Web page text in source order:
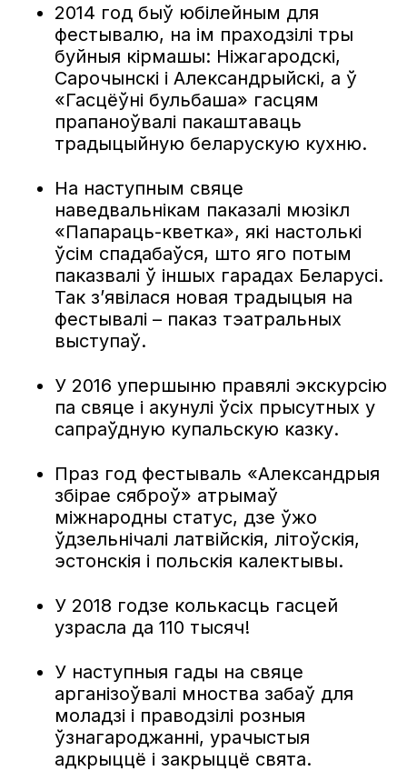
2014 год быў юбілейным для
фестывалю, на ім праходзілі тры
буйныя кірмашы: Ніжагародскі,
Сарочынскі і Александрыйскі, а ў
«Гасцёўні бульбаша» гасцям
прапаноўвалі пакаштаваць
традыцыйную беларускую кухню.
На наступным свяце
наведвальнікам паказалі мюзікл
«Папараць-кветка», які настолькі
ўсім спадабаўся, што яго потым
паказвалі ў іншых гарадах Беларусі.
Так з’явілася новая традыцыя на
фестывалі – паказ тэатральных
выступаў.
У 2016 упершыню правялі экскурсію
па свяце і акунулі ўсіх прысутных у
сапраўдную купальскую казку.
Праз год фестываль «Александрыя
збірае сяброў» атрымаў
міжнародны статус, дзе ўжо
ўдзельнічалі латвійскія, літоўскія,
эстонскія і польскія калектывы.
У 2018 годзе колькасць гасцей
узрасла да 110 тысяч!
У наступныя гады на свяце
арганізоўвалі мноства забаў для
моладзі і праводзілі розныя
ўзнагароджанні, урачыстыя
адкрыццё і закрыццё свята.